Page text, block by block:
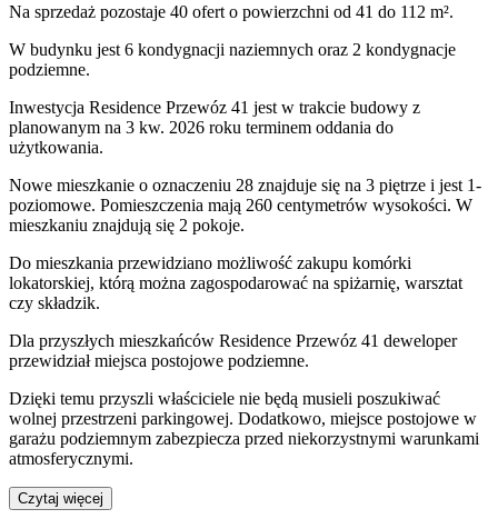
Na sprzedaż pozostaje 40 ofert o powierzchni od 41 do 112 m².
W budynku jest 6 kondygnacji naziemnych oraz 2 kondygnacje
podziemne.
Inwestycja Residence Przewóz 41 jest w trakcie budowy z
planowanym na 3 kw. 2026 roku terminem oddania do
użytkowania.
Nowe mieszkanie o oznaczeniu 28 znajduje się na 3 piętrze i jest 1-
poziomowe. Pomieszczenia mają 260 centymetrów wysokości. W
mieszkaniu znajdują się 2 pokoje.
Do mieszkania przewidziano możliwość zakupu komórki
lokatorskiej, którą można zagospodarować na spiżarnię, warsztat
czy składzik.
Dla przyszłych mieszkańców Residence Przewóz 41 deweloper
przewidziałmiejsca postojowe podziemne.
Dzięki temu przyszli właściciele nie będą musieli poszukiwać
wolnej przestrzeni parkingowej. Dodatkowo, miejsce postojowe w
garażu podziemnym zabezpiecza przed niekorzystnymi warunkami
atmosferycznymi.
Czytaj więcej